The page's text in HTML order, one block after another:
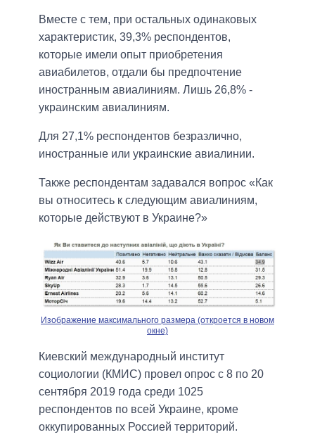
Вместе с тем, при остальных одинаковых
характеристик, 39,3% респондентов,
которые имели опыт приобретения
авиабилетов, отдали бы предпочтение
иностранным авиалиниям. Лишь 26,8% -
украинским авиалиниям.
Для 27,1% респондентов безразлично,
иностранные или украинские авиалинии.
Также респондентам задавался вопрос «Как
вы относитесь к следующим авиалиниям,
которые действуют в Украине?»
Изображение максимального размера (откроется в новом
окне)
Киевский международный институт
социологии (КМИС) провел опрос с 8 по 20
сентября 2019 года среди 1025
респондентов по всей Украине, кроме
оккупированных Россией территорий.